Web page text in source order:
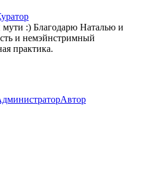
:) Благодарю Наталью и
и немэйнстримный
практика.
Автор